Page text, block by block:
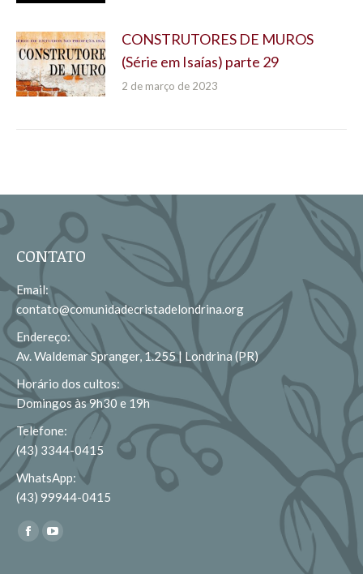
CONSTRUTORES DE MUROS
(Série em Isaías) parte 29
2 de março de 2023
CONTATO
Email:
contato@comunidadecristadelondrina.org
Endereço:
Av. Waldemar Spranger, 1.255 | Londrina (PR)
Horário dos cultos:
Domingos às 9h30 e 19h
Telefone:
(43) 3344-0415
WhatsApp:
(43) 99944-0415
Encontre-nos em:
Facebook